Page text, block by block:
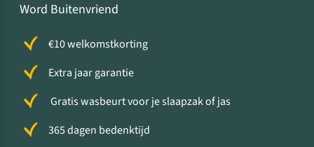
Word Buitenvriend
€10 welkomstkorting
Extra jaar garantie
Gratis wasbeurt voor je slaapzak of jas
365 dagen bedenktijd